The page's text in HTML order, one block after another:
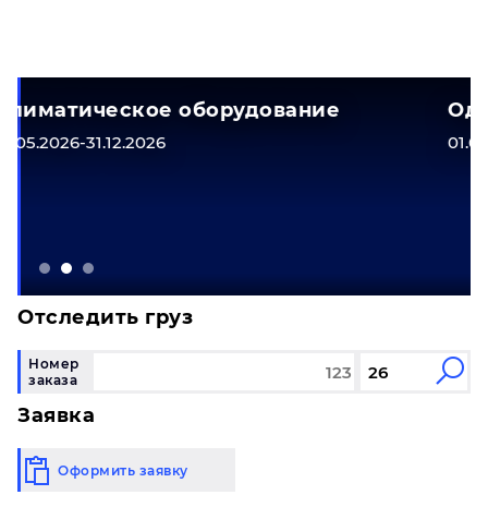
Одежда и обувь
01.05.2026-31.12.2026
Отследить груз
Номер
заказа
Заявка
Оформить заявку